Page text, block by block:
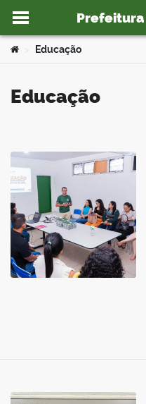
Ir para o conteúdo
Prefeitura
Você está aqui:
Educação
Educação